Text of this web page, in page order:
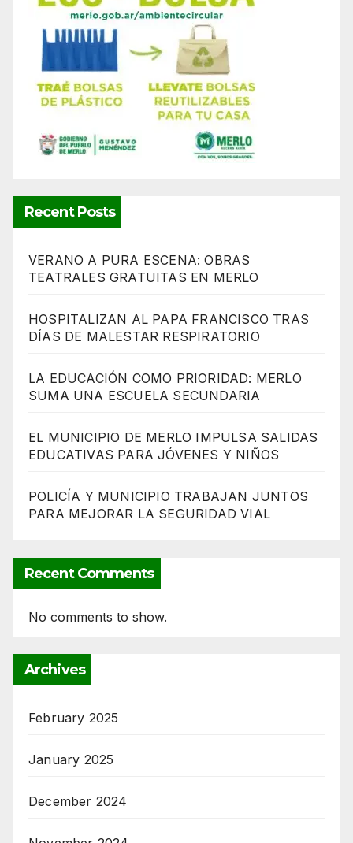
Recent Posts
VERANO A PURA ESCENA: OBRAS
TEATRALES GRATUITAS EN MERLO
HOSPITALIZAN AL PAPA FRANCISCO TRAS
DÍAS DE MALESTAR RESPIRATORIO
LA EDUCACIÓN COMO PRIORIDAD: MERLO
SUMA UNA ESCUELA SECUNDARIA
EL MUNICIPIO DE MERLO IMPULSA SALIDAS
EDUCATIVAS PARA JÓVENES Y NIÑOS
POLICÍA Y MUNICIPIO TRABAJAN JUNTOS
PARA MEJORAR LA SEGURIDAD VIAL
Recent Comments
No comments to show.
Archives
February 2025
January 2025
December 2024